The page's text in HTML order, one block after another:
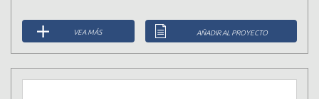
VEA MÁS AÑADIR AL PROYECTO